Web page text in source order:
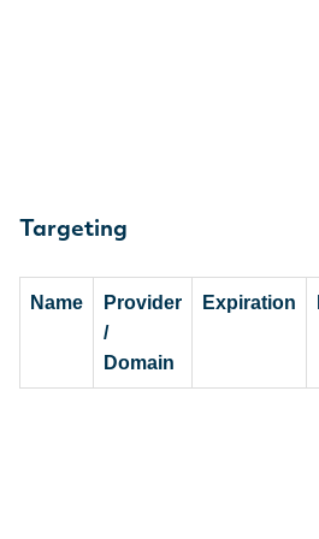
Targeting
Name
Provider
/
Domain
Expiration